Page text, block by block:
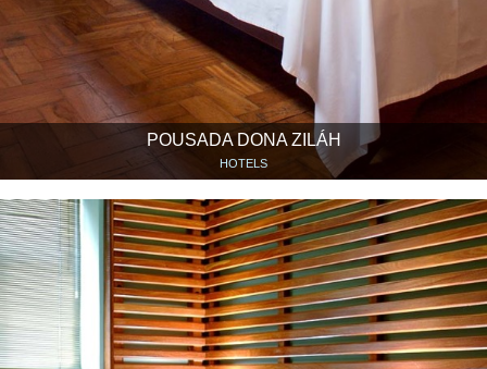
POUSADA DONA ZILÁH
HOTELS